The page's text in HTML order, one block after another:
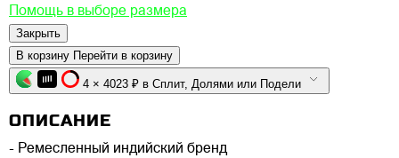
Помощь в выборе размера
Закрыть
В корзину Перейти в корзину
4 × 4023 ₽ в Сплит, Долями или Подели
ОПИСАНИЕ
- Ремесленный индийский бренд